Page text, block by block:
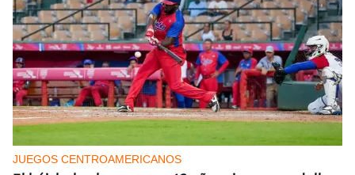
NICARAGUA
Ortega le teme a las elecciones porque le teme al
pueblo
JUEGOS CENTROAMERICANOS